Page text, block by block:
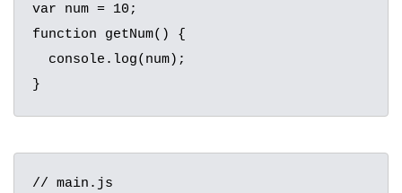
var num = 10;
function getNum() {
// main.js